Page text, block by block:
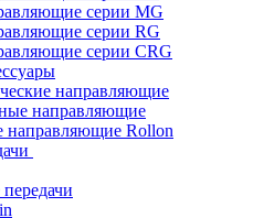
серии MG
серии RG
серии CRG
направляющие
направляющие
направляющие Rollon